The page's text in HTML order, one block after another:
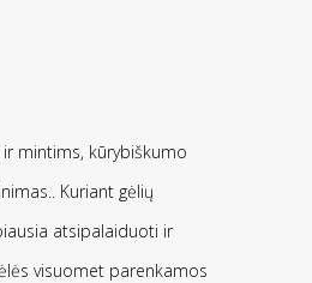
mintims, kūrybiškumo
Kuriant gėlių
atsipalaiduoti ir
visuomet parenkamos